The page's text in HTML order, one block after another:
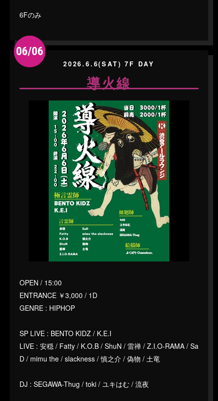
6Fのみ
06/06
2026.6.6(SAT) 7F DAY
導火線
OPEN / 15:00
ENTRANCE ￥3,000 / 1D
GENRE : HIPHOP
SP LIVE : BENTO KIDZ / K.E.I
LIVE : 安穏 / Fatty / K.O.B / ShuN / 雷禅 / Z.I.O-RAMA / Sa
D / mimu the / slackness / 慎之介 / 偽物 / 土竜
DJ : SEGAWA-Thug / toki / ユキはむ / 流夜